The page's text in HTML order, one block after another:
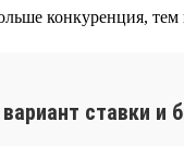
конкуренция, тем
ставки